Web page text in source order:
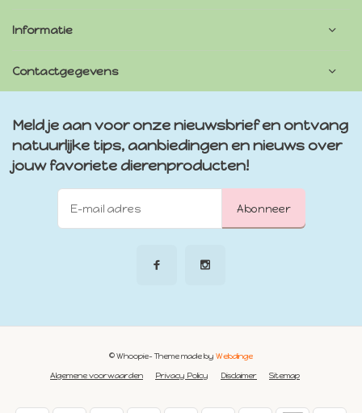
Informatie
Contactgegevens
Meld je aan voor onze nieuwsbrief en ontvang
natuurlijke tips, aanbiedingen en nieuws over
jouw favoriete dierenproducten!
Abonneer
Algemene voorwaarden Privacy Policy Disclaimer Sitemap
© Whoopie- Theme made by Webdinge